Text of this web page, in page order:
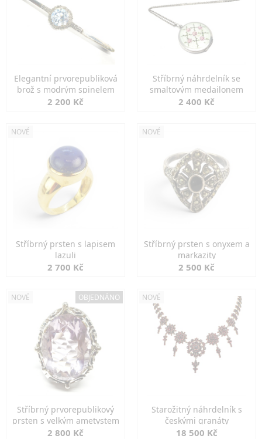
Elegantní prvorepubliková
brož s modrým spinelem
2 200 Kč
Stříbrný náhrdelník se
smaltovým medailonem
2 400 Kč
NOVÉ
Stříbrný prsten s lapisem
lazuli
2 700 Kč
NOVÉ
Stříbrný prsten s onyxem a
markazity
2 500 Kč
NOVÉ OBJEDNÁNO
Stříbrný prvorepublikový
prsten s velkým ametystem
2 800 Kč
NOVÉ
Starožitný náhrdelník s
českými granáty
18 500 Kč